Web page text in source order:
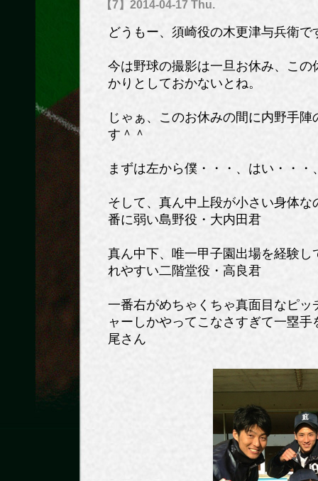
【7】2014-04-17 Thu.
どうもー、須崎役の木更津与兵衛で
今は野球の撮影は一旦お休み、こ
かりとしておかないとね。
じゃぁ、このお休みの間に内野手
す＾＾
まずは左から僕・・・、はい・・・
そして、真ん中上段が小さい身体
番に弱い島野役・大内田君
真ん中下、唯一甲子園出場を経験
れやすい二階堂役・高良君
一番右がめちゃくちゃ真面目なピ
ャーしかやってこなさすぎて一塁
尾さん